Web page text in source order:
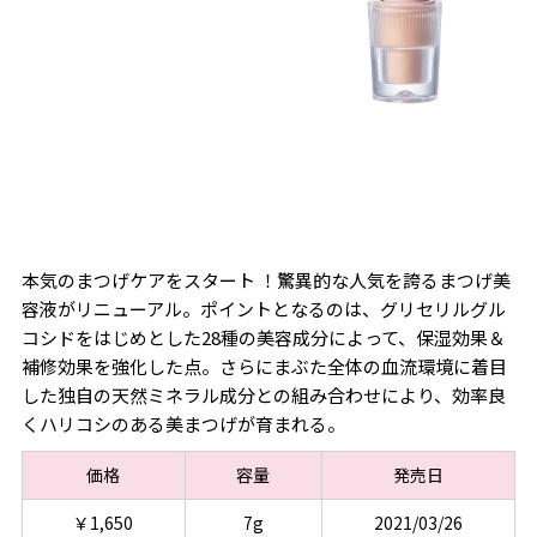
本気のまつげケアをスタート ！驚異的な人気を誇るまつげ美
容液がリニューアル。ポイントとなるのは、グリセリルグル
コシドをはじめとした28種の美容成分によって、保湿効果＆
補修効果を強化した点。さらにまぶた全体の血流環境に着目
した独自の天然ミネラル成分との組み合わせにより、効率良
くハリコシのある美まつげが育まれる。
価格 容量
発売日
￥1,650
7g 2021/03/26